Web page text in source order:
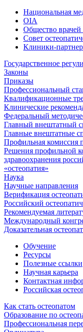
Национальная
OIA
Общество врачей
Совет
Клиники-
Государственное
Законы
Приказы
Профессиональный
Квалификационные
Клинические
Федеральный
Главный внештатный
Главные внештатные
Профильная комиссия
Решения профильной
здравоохранения
«остеопатия»
Наука
Научные направления
Верификация
Российский
Рекомендуемая
Международный
Доказательная
Обучение
Ресурсы
Полезные ссылки
Научная карьера
Контактная
Российская
Как стать остеопатом
Образование по
Профессиональная